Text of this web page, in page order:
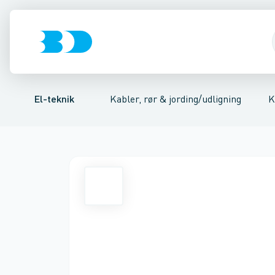
El-teknik Kabler, rør & jording/udligning
Afbrydere, stikkontakter & lampeudtag
Kabler/ledninger Installationsrør/kabelbeskyttelsesrør
Kobber kabler Aluminiums kablerKabel til fast